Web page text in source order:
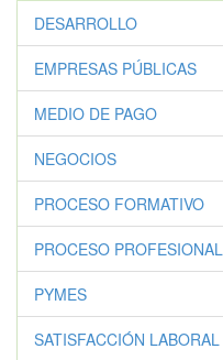
DESARROLLO
EMPRESAS PÚBLICAS
MEDIO DE PAGO
NEGOCIOS
PROCESO FORMATIVO
PROCESO PROFESIONAL
PYMES
SATISFACCIÓN LABORAL